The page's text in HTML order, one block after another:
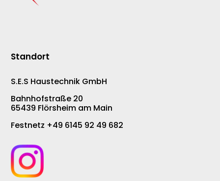
Standort
S.E.S Haustechnik GmbH
Bahnhofstraße 20
65439 Flörsheim am Main
Festnetz +49 6145 92 49 682